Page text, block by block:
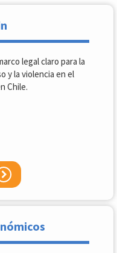
legal claro para la
y la violencia en el
Chile.